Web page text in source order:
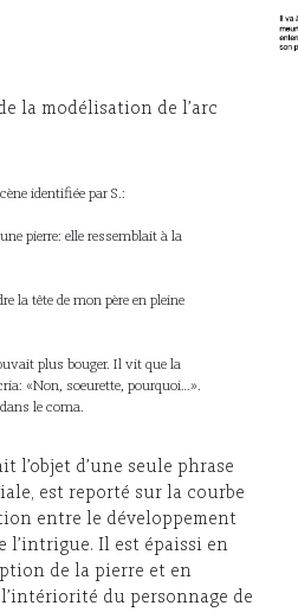
la modélisation de l’arc
identifiée par S.:
pierre: elle ressemblait à la
la tête de mon père en pleine
plus bouger. Il vit que la
«Non, soeurette, pourquoi…».
le coma.
l’objet d’une seule phrase
est reporté sur la courbe
entre le développement
l’intrigue. Il est épaissi en
de la pierre et en
du personnage de